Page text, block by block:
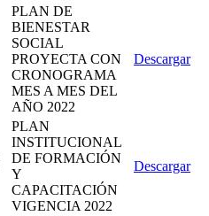
PLAN DE
BIENESTAR
SOCIAL
PROYECTA CON
CRONOGRAMA
MES A MES DEL
AÑO 2022
Descargar
PLAN
INSTITUCIONAL
DE FORMACIÓN
Y
CAPACITACIÓN
VIGENCIA 2022
Descargar